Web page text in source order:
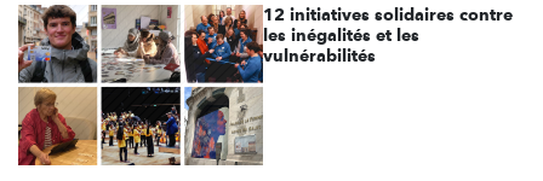
12 initiatives solidaires contre
les inégalités et les
vulnérabilités